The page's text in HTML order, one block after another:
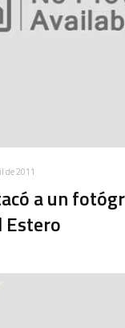
de 2011
a un
Estero